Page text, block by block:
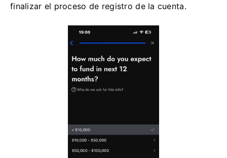
finalizar el proceso de registro de la cuenta.